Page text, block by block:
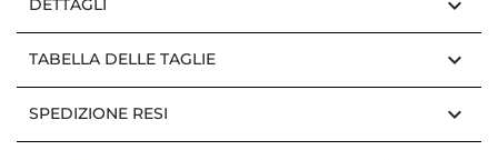
DETTAGLI
TABELLA DELLE TAGLIE keyboard_arrow_down
SPEDIZIONE RESI keyboard_arrow_down